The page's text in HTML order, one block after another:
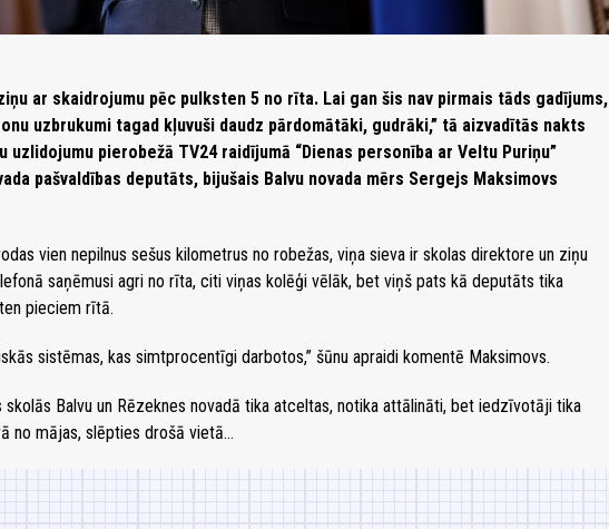
ar skaidrojumu pēc pulksten 5 no rīta. Lai gan šis nav pirmais tāds gadījums,
uzbrukumi tagad kļuvuši daudz pārdomātāki, gudrāki,” tā aizvadītās nakts
uzlidojumu pierobežā TV24 raidījumā “Dienas personība ar Veltu Puriņu”
pašvaldības deputāts, bijušais Balvu novada mērs Sergejs Maksimovs
vien nepilnus sešus kilometrus no robežas, viņa sieva ir skolas direktore un ziņu
saņēmusi agri no rīta, citi viņas kolēģi vēlāk, bet viņš pats kā deputāts tika
pieciem rītā.
sistēmas, kas simtprocentīgi darbotos,” šūnu apraidi komentē Maksimovs.
skolās Balvu un Rēzeknes novadā tika atceltas, notika attālināti, bet iedzīvotāji tika
no mājas, slēpties drošā vietā...